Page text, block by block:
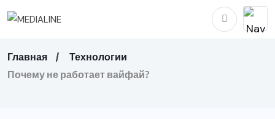
Главная
Технологии
Почему не работает вайфай?